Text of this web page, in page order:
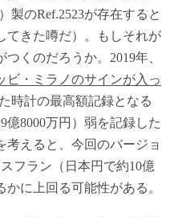
製のRef.2523が存在すると
てきた噂だ）。もしそれが
くのだろうか。2019年、
ビ・ミラノのサインが入っ
時計の最高額記録となる
億8000万円）弱を記録した
考えると、今回のバージョ
フラン（日本円で約10億
に上回る可能性がある。